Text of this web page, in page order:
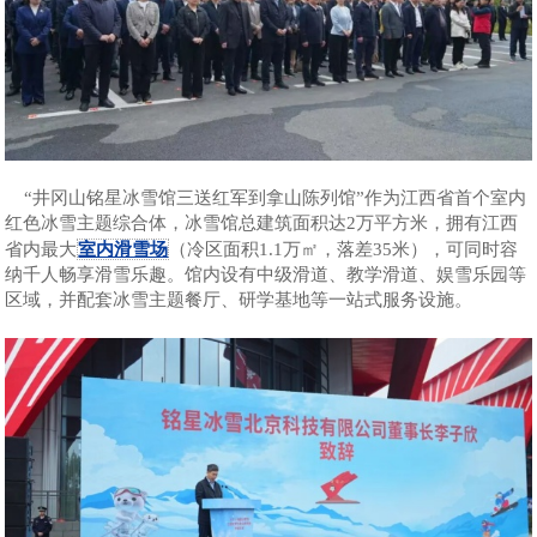
“井冈山铭星冰雪馆三送红军到拿山陈列馆”作为江西省首个室内
红色冰雪主题综合体，冰雪馆总建筑面积达2万平方米，拥有江西
省内最大室内滑雪场 （冷区面积1.1万㎡，落差35米），可同时容
纳千人畅享滑雪乐趣。馆内设有中级滑道、教学滑道、娱雪乐园等
区域，并配套冰雪主题餐厅、研学基地等一站式服务设施。